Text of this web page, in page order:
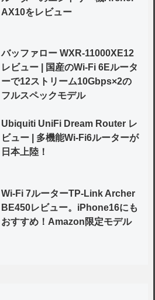
AX10をレビュー
バッファロー WXR-11000XE12
レビュー | 国産のWi-Fi 6Eルータ
ーで12ストリーム10Gbps×2の
フルスペックモデル
Ubiquiti UniFi Dream Router レ
ビュー | 多機能Wi-Fi6ルーターが
日本上陸！
Wi-Fi 7ルーターTP-Link Archer
BE450レビュー。iPhone16にも
おすすめ！Amazon限定モデル